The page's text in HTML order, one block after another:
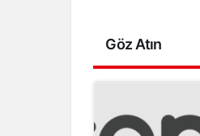
Göz Atın